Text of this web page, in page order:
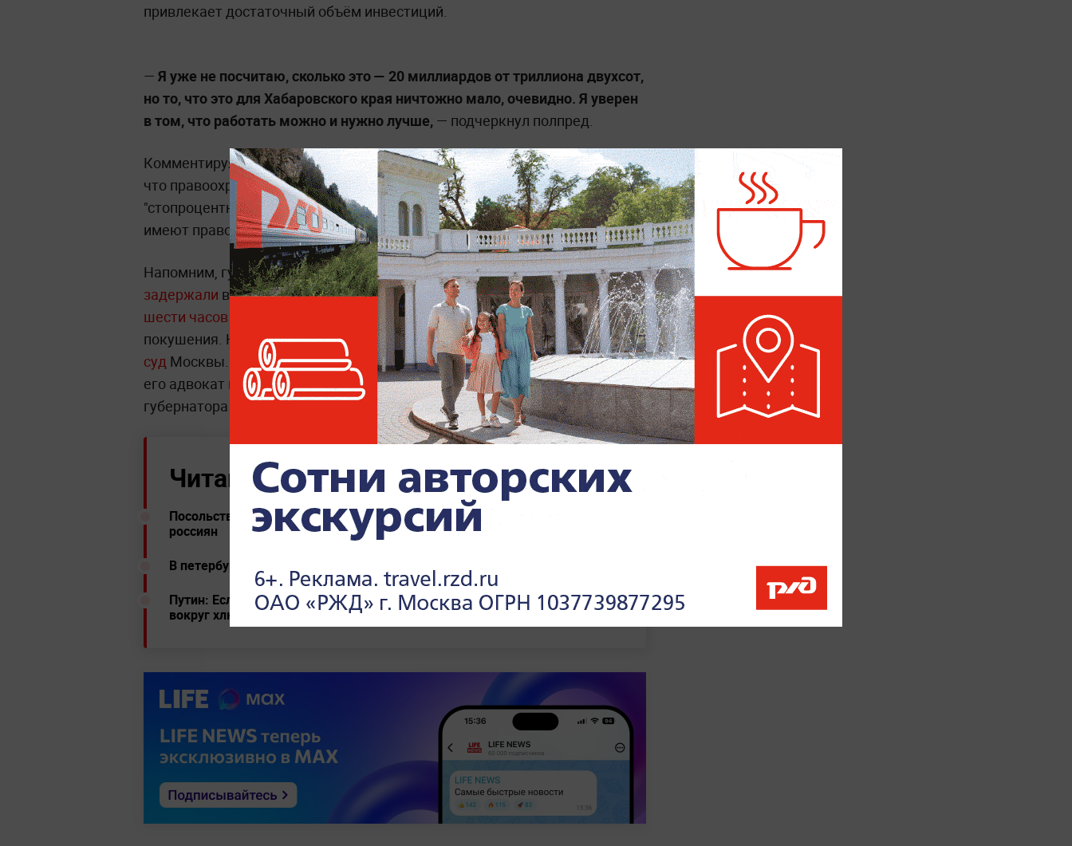
привлекает достаточный объём инвестиций.
— Я уже не посчитаю, сколько это — 20 миллиардов от триллиона двухсот,
но то, что это для Хабаровского края ничтожно мало, очевидно. Я уверен
в том, что работать можно и нужно лучше, — подчеркнул полпред.
Комментируя задержание губернатора Хабаровского края, он отметил,
что правоохранительные органы не пошли бы на такой шаг без
"стопроцентного повода". При этом Трутнев заявил, что жители региона
имеют право выражать своё мнение.
Напомним, губернатора Хабаровского края Сергея Фургала утром 9 июля
задержали возле дома. Его доставили в Москву, допрашивали в течение
шести часов
предъявили обвиненияв организации убийств и
покушения. На следующий день главу Хабаровского краядоставили в
суд Москвы. Там он заявило полной непричастностик преступлениям, а
его адвокат исключил, что вделе замешана политика. По решению суда
губернатора
арестовалина два месяца на время следствия.
Читайте ещё:
Посольство Венгрии опровергло сообщение об открытии границ для
россиян
В петербургском Приморском парке Победы появится городской огород
Путин: Если будем сидеть на одном месте ровно, так и будет болото
вокруг хлюпать